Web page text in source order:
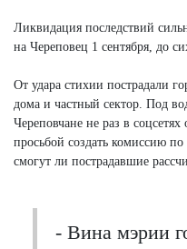
Ликвидация последствий
на Череповец 1 сентября, до
От удара стихии пострадали
дома и частный сектор. Под
Череповчане не раз в
просьбой создать комиссию
смогут ли пострадавшие
- Вина мэрии